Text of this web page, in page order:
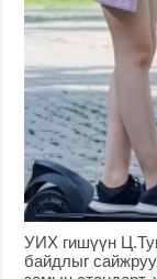
УИХ гишүүн
байдлыг